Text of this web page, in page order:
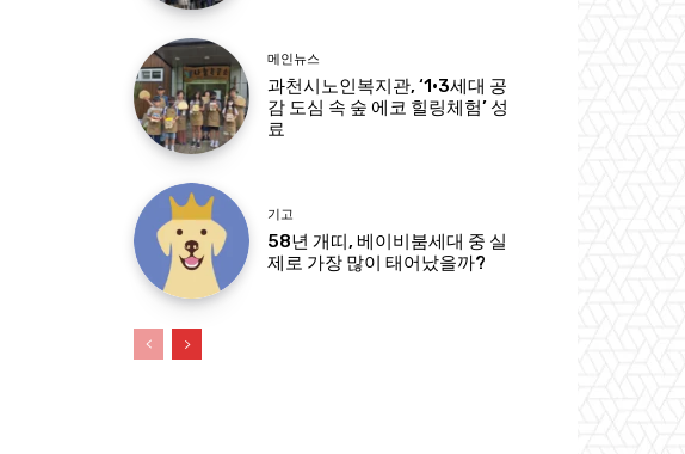
메인뉴스
과천시노인복지관, ‘1·3세대 공
감 도심 속 숲 에코 힐링체험’ 성
료
기고
58년 개띠, 베이비붐세대 중 실
제로 가장 많이 태어났을까?